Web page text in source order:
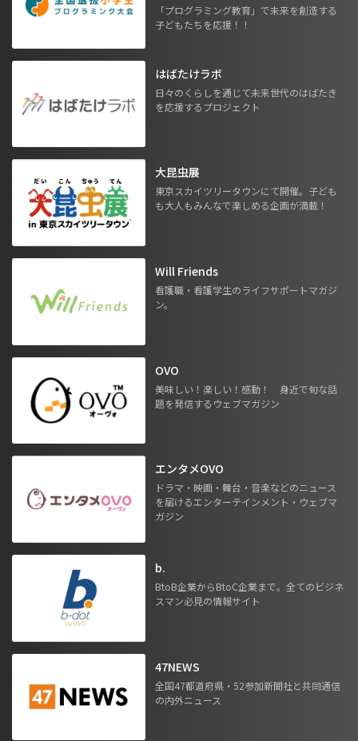
「プログラミング教育」で未来を創造する
子どもたちを応援！！
はばたけラボ
日々のくらしを通じて未来世代のはばたき
を応援するプロジェクト
大昆虫展
東京スカイツリータウンにて開催。子ども
も大人もみんなで楽しめる企画が満載！
Will Friends
看護職・看護学生のライフサポートマガジ
ン。
OVO
美味しい！楽しい！感動！ 身近で旬な話
題を発信するウェブマガジン
エンタメOVO
ドラマ・映画・舞台・音楽などのニュース
を届けるエンターテインメント・ウェブマ
ガジン
b.
BtoB企業からBtoC企業まで。全てのビジネ
スマン必見の情報サイト
47NEWS
全国47都道府県・52参加新聞社と共同通信
の内外ニュース